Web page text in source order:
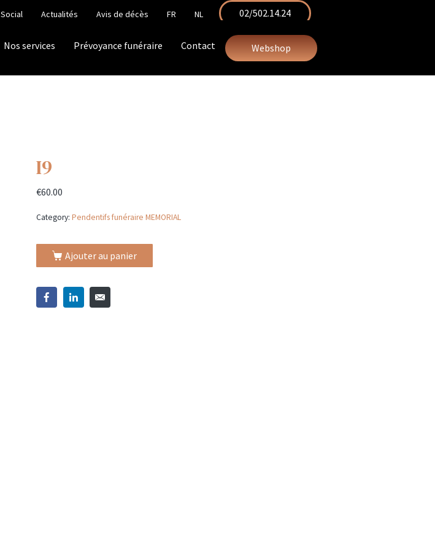
Social Actualités Avis de décès FR NL 02/502.14.24
Nos services Prévoyance funéraire Contact Webshop
I9
€60.00
Category: Pendentifs funéraire MEMORIAL
Ajouter au panier